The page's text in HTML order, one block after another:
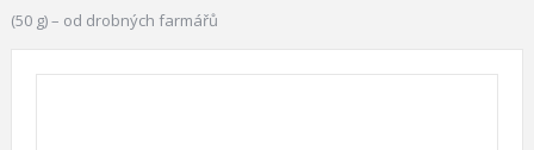
(50 g) – od drobných farmářů